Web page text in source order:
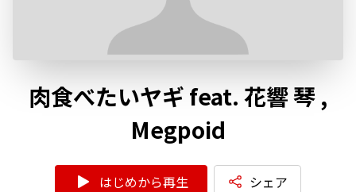
肉食べたいヤギ feat. 花響 琴 ,
Megpoid
はじめから再生 シェア